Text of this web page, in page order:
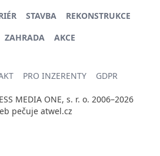
STAVBA
REKONSTRUKCE
ZAHRADA
AKCE
PRO INZERENTY GDPR
MEDIA ONE, s. r. o. 2006–2026